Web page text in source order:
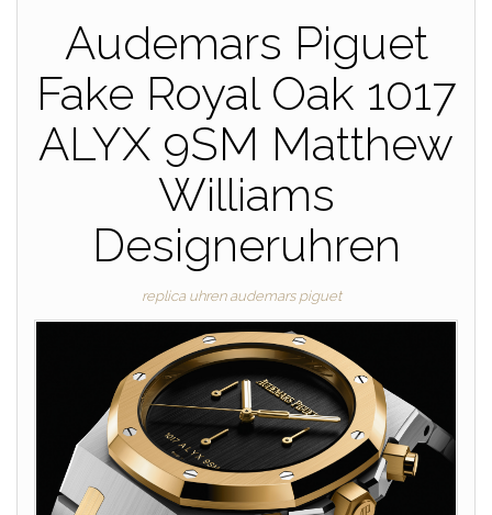
Audemars Piguet
Fake Royal Oak 1017
ALYX 9SM Matthew
Williams
Designeruhren
replica uhren audemars piguet